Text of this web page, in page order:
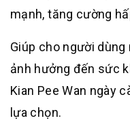
mạnh, tăng cường
Giúp cho người dùng
ảnh hưởng đến sức
Kian Pee Wan ngày
lựa chọn.